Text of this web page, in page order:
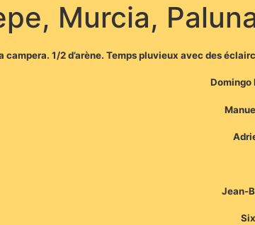
Murcia,
campera. 1/2 d’arène. Temps pluvieux avec des
Domingo
Jean-